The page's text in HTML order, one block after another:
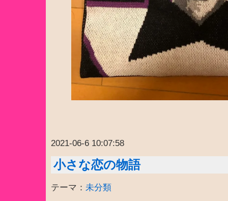
2021-06-6 10:07:58
小さな恋の物語
テーマ： 未分類